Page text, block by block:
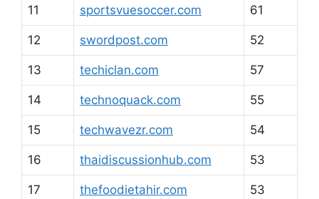
11 sportsvuesoccer.com 61
12 swordpost.com 52
13 techiclan.com 57
14 technoquack.com 55
15 techwavezr.com 54
16 thaidiscussionhub.com 53
17 thefoodietahir.com 53